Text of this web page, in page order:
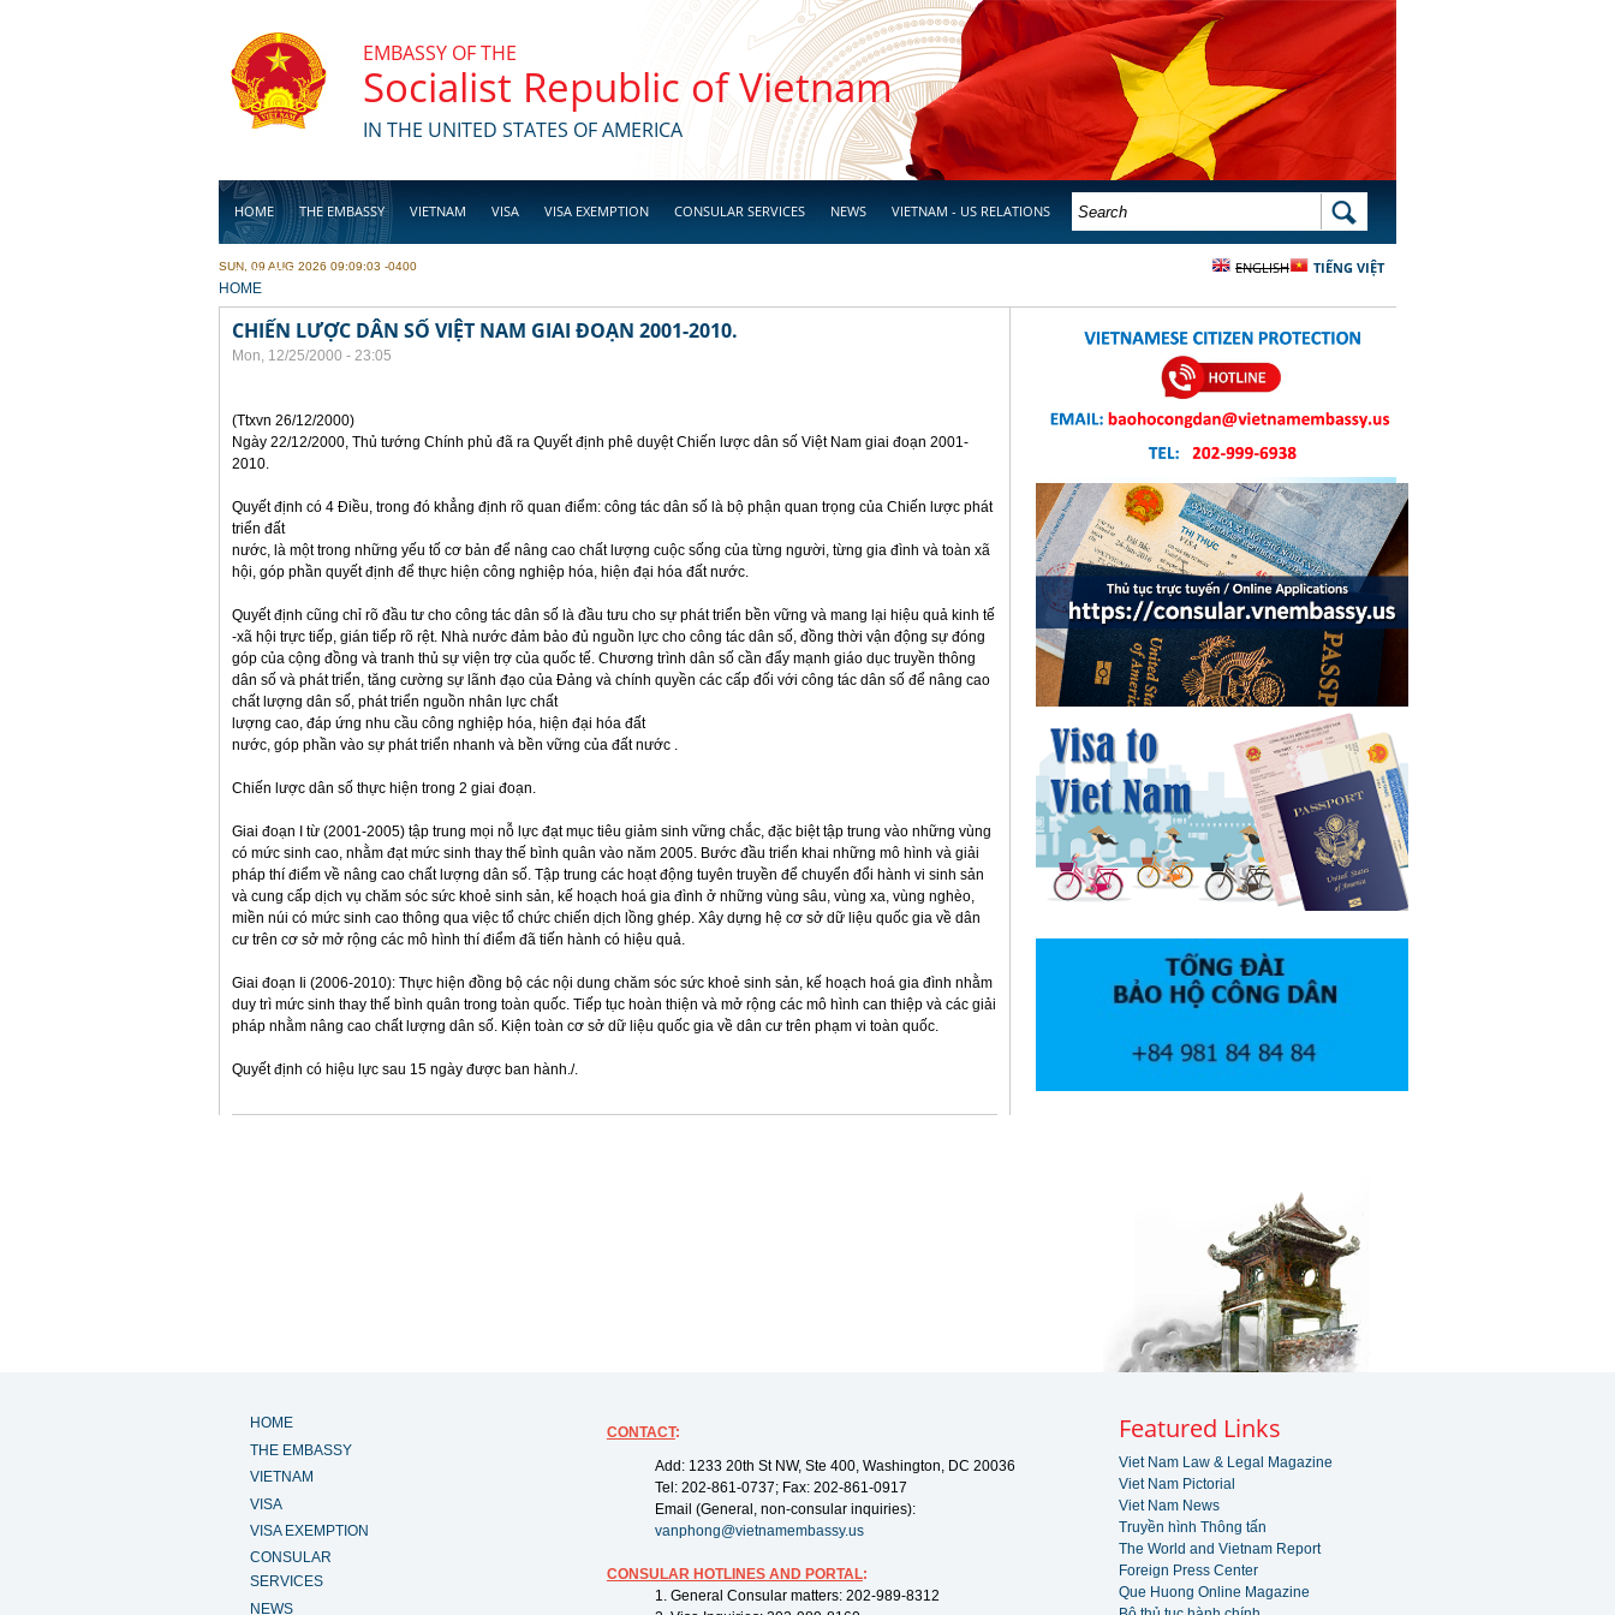
EMBASSY OF THE
Socialist Republic of Vietnam
IN THE UNITED STATES OF AMERICA
HOME THE EMBASSY VIETNAM VISA VISA EXEMPTION CONSULAR SERVICES NEWS VIETNAM - US RELATIONS
BUSINESS
SEARCH FORM SEARCH
ENGLISH TIẾNG VIỆT
SUN, 09 AUG 2026 09:09:03 -0400
YOU ARE HERE
HOME
CHIẾN LƯỢC DÂN SỐ VIỆT NAM GIAI ĐOẠN 2001-2010.
Mon, 12/25/2000 - 23:05
(Ttxvn 26/12/2000)
Ngày 22/12/2000, Thủ tướng Chính phủ đã ra Quyết định phê duyệt Chiến lược dân số Việt Nam giai đoạn 2001-
2010.
Quyết định có 4 Điều, trong đó khẳng định rõ quan điểm: công tác dân số là bộ phận quan trọng của Chiến lược phát
triển đất
nước, là một trong những yếu tố cơ bản để nâng cao chất lượng cuộc sống của từng người, từng gia đình và toàn xã
hội, góp phần quyết định để thực hiện công nghiệp hóa, hiện đại hóa đất nước.
Quyết định cũng chỉ rõ đầu tư cho công tác dân số là đầu tưu cho sự phát triển bền vững và mang lại hiệu quả kinh tế
-xã hội trực tiếp, gián tiếp rõ rệt. Nhà nước đảm bảo đủ nguồn lực cho công tác dân số, đồng thời vận động sự đóng
góp của cộng đồng và tranh thủ sự viện trợ của quốc tế. Chương trình dân số cần đẩy mạnh giáo dục truyền thông
dân số và phát triển, tăng cường sự lãnh đạo của Đảng và chính quyền các cấp đối với công tác dân số để nâng cao
chất lượng dân số, phát triển nguồn nhân lực chất
lượng cao, đáp ứng nhu cầu công nghiệp hóa, hiện đại hóa đất
nước, góp phần vào sự phát triển nhanh và bền vững của đất nước .
Chiến lược dân số thực hiện trong 2 giai đoạn.
Giai đoạn I từ (2001-2005) tập trung mọi nỗ lực đạt mục tiêu giảm sinh vững chắc, đặc biệt tập trung vào những vùng
có mức sinh cao, nhằm đạt mức sinh thay thế bình quân vào năm 2005. Bước đầu triển khai những mô hình và giải
pháp thí điểm về nâng cao chất lượng dân số. Tập trung các hoạt động tuyên truyền để chuyển đổi hành vi sinh sản
và cung cấp dịch vụ chăm sóc sức khoẻ sinh sản, kế hoạch hoá gia đình ở những vùng sâu, vùng xa, vùng nghèo,
miền núi có mức sinh cao thông qua việc tổ chức chiến dịch lồng ghép. Xây dựng hệ cơ sở dữ liệu quốc gia về dân
cư trên cơ sở mở rộng các mô hình thí điểm đã tiến hành có hiệu quả.
Giai đoạn Ii (2006-2010): Thực hiện đồng bộ các nội dung chăm sóc sức khoẻ sinh sản, kế hoạch hoá gia đình nhằm
duy trì mức sinh thay thế bình quân trong toàn quốc. Tiếp tục hoàn thiện và mở rộng các mô hình can thiệp và các giải
pháp nhằm nâng cao chất lượng dân số. Kiện toàn cơ sở dữ liệu quốc gia về dân cư trên phạm vi toàn quốc.
Quyết định có hiệu lực sau 15 ngày được ban hành./.
HOME
THE EMBASSY
VIETNAM
VISA
VISA EXEMPTION
CONSULAR
SERVICES
NEWS
CONTACT:
Add: 1233 20th St NW, Ste 400, Washington, DC 20036
Tel: 202-861-0737; Fax: 202-861-0917
Email (General, non-consular inquiries):
vanphong@vietnamembassy.us
CONSULAR HOTLINES AND PORTAL:
1. General Consular matters: 202-989-8312
Featured Links
Viet Nam Law & Legal Magazine
Viet Nam Pictorial
Viet Nam News
Truyền hình Thông tấn
The World and Vietnam Report
Foreign Press Center
Que Huong Online Magazine